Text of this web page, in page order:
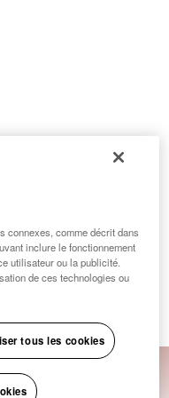
connexes, comme décrit dans
inclure le fonctionnement
utilisateur ou la publicité.
de ces technologies ou
tous les cookies